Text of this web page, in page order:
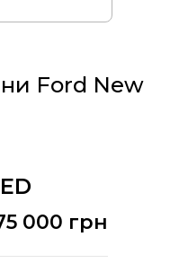
Ford New
000 грн